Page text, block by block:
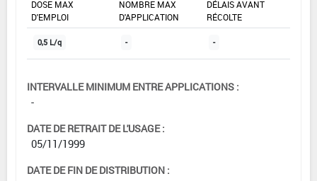
DOSE MAX
D'EMPLOI
NOMBRE MAX
D'APPLICATION
DÉLAIS AVANT
RÉCOLTE
0,5 L/q - -
INTERVALLE MINIMUM ENTRE APPLICATIONS :
-
DATE DE RETRAIT DE L'USAGE :
05/11/1999
DATE DE FIN DE DISTRIBUTION :